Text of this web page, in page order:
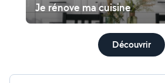
Je rénove ma cuisine
Découvrir